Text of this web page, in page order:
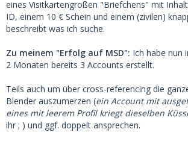
eines Visitkartengroßen "Briefchens" mit
ID, einem 10 € Schein und einem (zivilen)
beschreibt was ich suche.
Zu meinem "Erfolg auf MSD": Ich habe nun
2 Monaten bereits 3 Accounts erstellt.
Teils auch um über cross-referencing die
Blender auszumerzen (ein Account mit
eines mit leerem Profil kriegt dieselben
ihr ; ) und ggf. doppelt ansprechen.